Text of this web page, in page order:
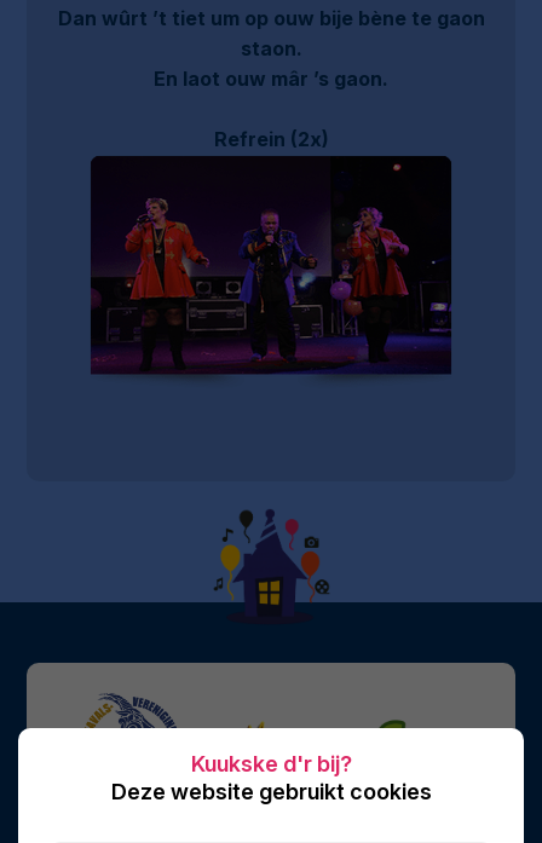
Dan wûrt ’t tiet um op ouw bije bène te gaon
staon.
En laot ouw mâr ’s gaon.
Refrein (2x)
Deze website gebruikt cookies